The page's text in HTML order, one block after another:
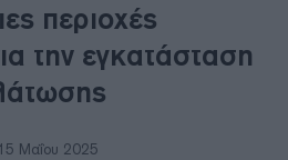
περιοχές
την εγκατάσταση
15 Μαΐου 2025